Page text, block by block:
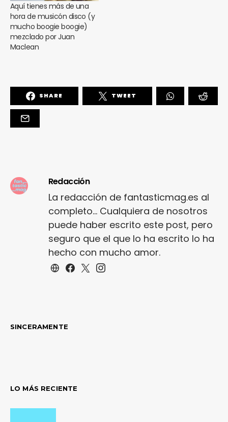
Aquí tienes más de una
hora de musicón disco (y
mucho boogie boogie)
mezclado por Juan
Maclean
SHARE TWEET
Redacción
La redacción de fantasticmag.es al
completo... Cualquiera de nosotros
puede haber escrito este post, pero
seguro que el que lo ha escrito lo ha
hecho con mucho amor.
SINCERAMENTE
LO MÁS RECIENTE